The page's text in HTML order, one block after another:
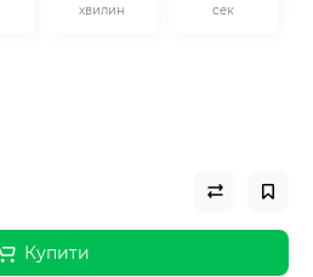
хвилин сек
Купити